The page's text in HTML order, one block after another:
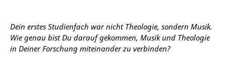
Dein erstes Studienfach war nicht Theologie, sondern Musik.
Wie genau bist Du darauf gekommen, Musik und Theologie
in Deiner Forschung miteinander zu verbinden?